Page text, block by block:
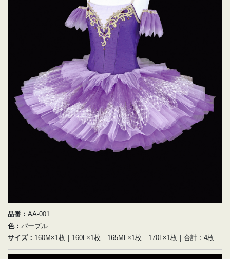
品番： AA-001
色： パープル
サイズ： 160M×1枚｜160L×1枚｜165ML×1枚｜170L×1枚｜合計：4枚